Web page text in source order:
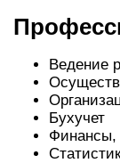
Ведение
Бухучет
Финансы,